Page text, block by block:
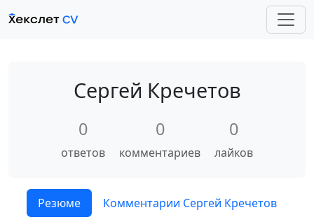
Сергей Кречетов
0
ответов
0
комментариев
0
лайков
Резюме
Комментарии Сергей Кречетов